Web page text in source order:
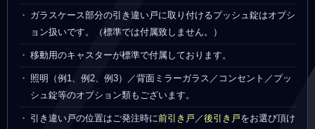
ガラスケース部分の引き違い戸に取り付けるプッシュ錠はオプシ
ョン扱いです。（標準では付属致しません。）
移動用のキャスターが標準で付属しております。
照明（例1、例2、例3）／背面ミラーガラス／コンセント／プッ
シュ錠等のオプション類もございます。
引き違い戸の位置はご発注時に前引き戸 ／後引き戸をお選び頂け